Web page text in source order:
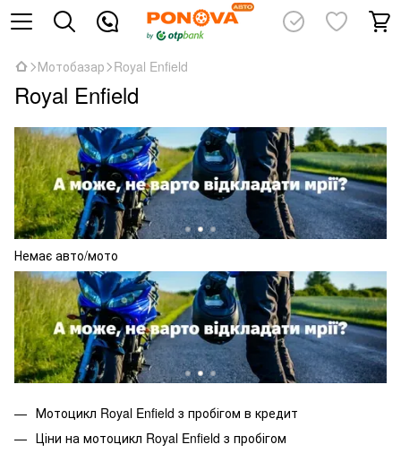
Мотобазар Royal Enfield
Royal Enfield
Немає авто/мото
Мотоцикл Royal Enfield з пробігом в кредит
Ціни на мотоцикл Royal Enfield з пробігом